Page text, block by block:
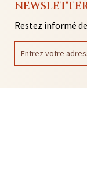
Restez informé